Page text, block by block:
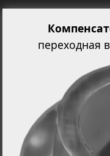
переходная